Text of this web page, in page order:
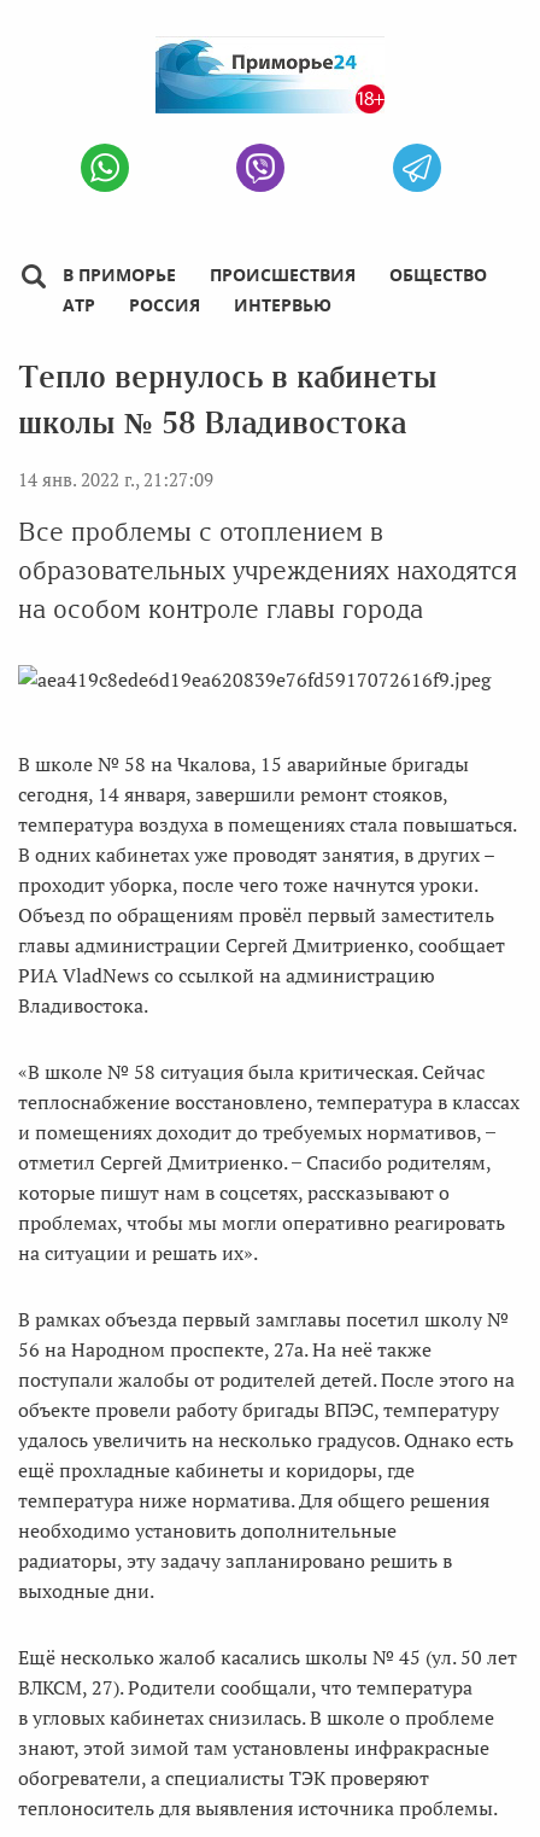
В ПРИМОРЬЕ ПРОИСШЕСТВИЯ
ОБЩЕСТВО
АТР
РОССИЯ ИНТЕРВЬЮ
Тепло вернулось в кабинеты
школы № 58 Владивостока
14 янв. 2022 г., 21:27:09
Все проблемы с отоплением в
образовательных учреждениях находятся
на особом контроле главы города
В школе № 58 на Чкалова, 15 аварийные бригады
сегодня, 14 января, завершили ремонт стояков,
температура воздуха в помещениях стала повышаться.
В одних кабинетах уже проводят занятия, в других –
проходит уборка, после чего тоже начнутся уроки.
Объезд по обращениям провёл первый заместитель
главы администрации Сергей Дмитриенко, сообщает
РИА VladNews со ссылкой на администрацию
Владивостока.
«В школе № 58 ситуация была критическая. Сейчас
теплоснабжение восстановлено, температура в классах
и помещениях доходит до требуемых нормативов, ̶
отметил Сергей Дмитриенко. ̶ Спасибо родителям,
которые пишут нам в соцсетях, рассказывают о
проблемах, чтобы мы могли оперативно реагировать
на ситуации и решать их».
В рамках объезда первый замглавы посетил школу №
56 на Народном проспекте, 27а. На неё также
поступали жалобы от родителей детей. После этого на
объекте провели работу бригады ВПЭС, температуру
удалось увеличить на несколько градусов. Однако есть
ещё прохладные кабинеты и коридоры, где
температура ниже норматива. Для общего решения
необходимо установить дополнительные
радиаторы, эту задачу запланировано решить в
выходные дни.
Ещё несколько жалоб касались школы № 45 (ул. 50 лет
ВЛКСМ, 27). Родители сообщали, что температура
в угловых кабинетах снизилась. В школе о проблеме
знают, этой зимой там установлены инфракрасные
обогреватели, а специалисты ТЭК проверяют
теплоноситель для выявления источника проблемы.